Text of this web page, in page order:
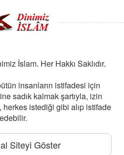
İslam. Her Hakkı Saklıdır.
insanların istifadesi için
sadık kalmak şartıyla, izin
istediği gibi alıp istifade
edebilir.
Siteyi Göster